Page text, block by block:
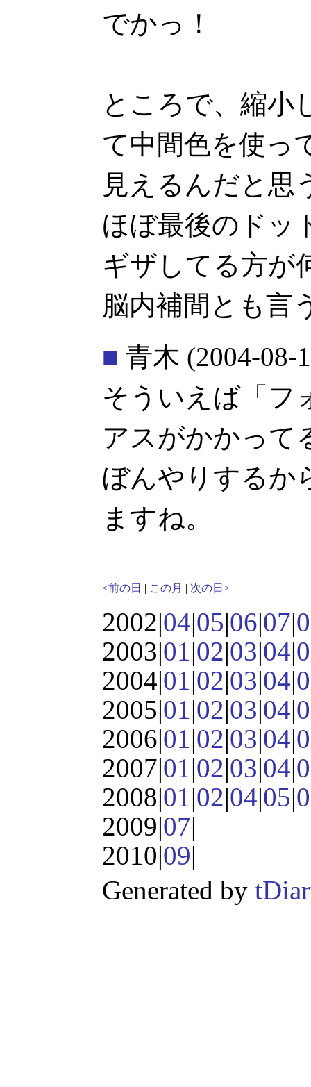
でかっ！
ところで、縮小
て中間色を使っ
見えるんだと思
ほぼ最後のドッ
ギザしてる方が
脳内補間とも言
■ 青木 (2004-08-
そういえば「フ
アスがかかって
ぼんやりするか
ますね。
<前の日 | この月 | 次の日>
2002|04|05|06|07|
2003|01|02|03|04|
2004|01|02|03|04|
2005|01|02|03|04|
2006|01|02|03|04|
2007|01|02|03|04|
2008|01|02|04|05|
2009|07|
2010|09|
Generated by